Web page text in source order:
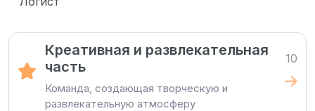
Креативная и развлекательная
часть
10
Команда, создающая творческую и
развлекательную атмосферу